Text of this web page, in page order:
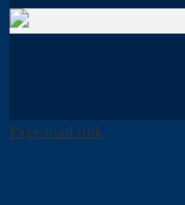
Page load link